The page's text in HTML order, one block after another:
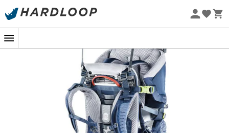
Øko-fremstillet